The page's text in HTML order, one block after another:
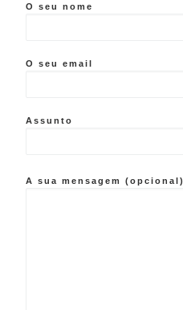
O seu nome
O seu email
Assunto
A sua mensagem (opcional)